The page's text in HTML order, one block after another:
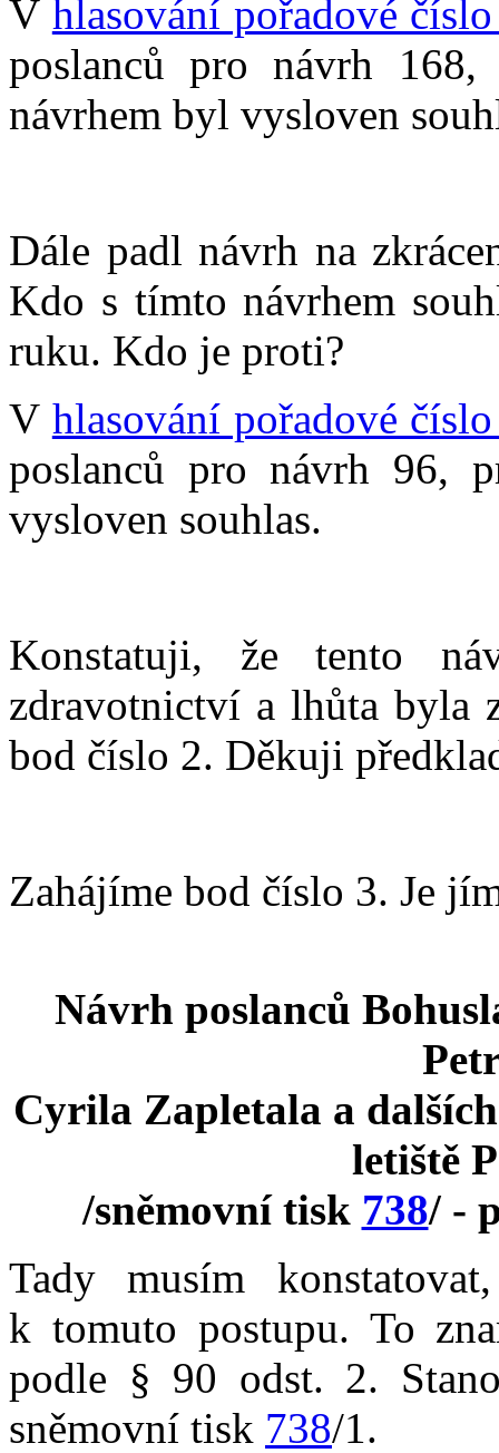
V hlasování pořadové
poslanců pro návrh
návrhem byl vysloven
Dále padl návrh na
Kdo s tímto návrhem
ruku. Kdo je proti?
V hlasování pořadové
poslanců pro návrh 96,
vysloven souhlas.
Konstatuji, že tento
zdravotnictví a lhůta byla
bod číslo 2. Děkuji
Zahájíme bod číslo 3. Je
Návrh poslanců
Cyrila Zapletala a
letiště
/sněmovní tisk 738/ -
Tady musím
k tomuto postupu. To
podle § 90 odst. 2.
sněmovní tisk 738/1.